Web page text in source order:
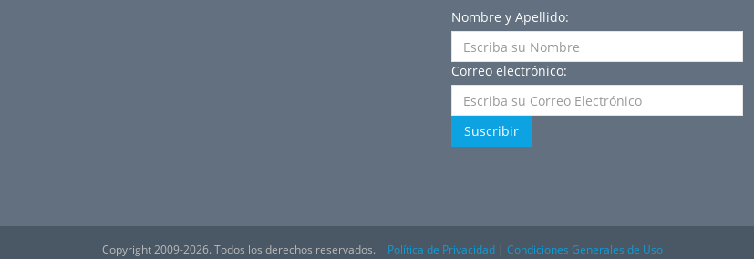
Nombre y Apellido:
Correo electrónico:
Suscribir
Copyright 2009-2026. Todos los derechos reservados. Política de Privacidad | Condiciones Generales de Uso